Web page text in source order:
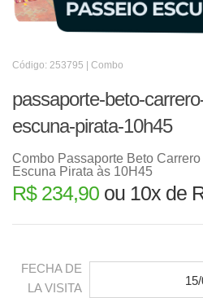
Código: 253795 | Combo
passaporte-beto-
escuna-pirata-10h45
Combo Passaporte Beto
Escuna Pirata às 10H45
R$ 234,90 ou 10x de
FECHA DE
LA VISITA